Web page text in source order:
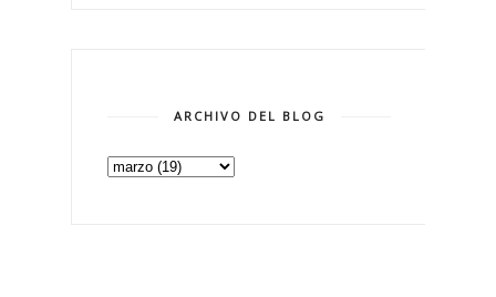
ARCHIVO DEL BLOG